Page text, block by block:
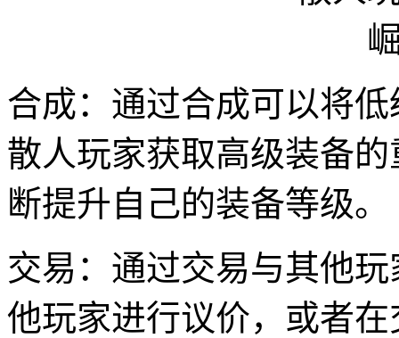
合成：通过合成可以将
散人玩家获取高级装备
断提升自己的装备等级。
交易：通过交易与其他
他玩家进行议价，或者